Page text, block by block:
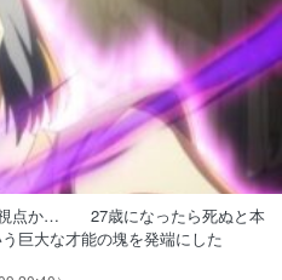
視点か… 27歳になったら死ぬと本
大な才能の塊を発端にした